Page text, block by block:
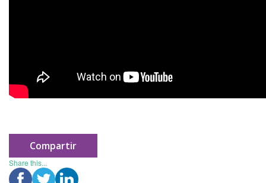
Entérate
Apóyanos
Compartir
Share this...